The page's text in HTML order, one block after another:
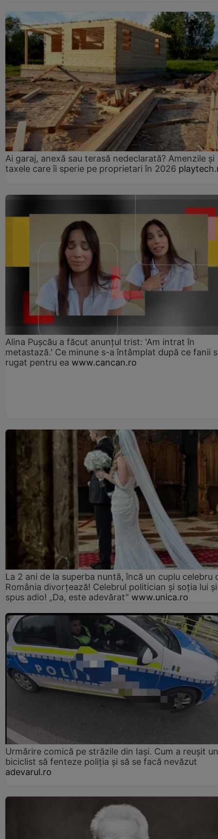
Ai garaj, anexă sau terasă nedeclarată? Amenzile și
taxele care îi sperie pe proprietari în 2026
Alina Pușcău a făcut anunțul trist: 'Am intrat în
metastază.' Ce minune s-a întâmplat după ce fanii
rugat pentru ea www.cancan.ro
La 2 ani de la superba nuntă, încă un cuplu celebru
România divorțează! Celebrul politician și soția lui
spus adio! „Da, este adevărat” www.unica.ro
Urmărire comică pe străzile din Iași. Cum a reușit un
biciclist să fenteze poliția și să se facă nevăzut
adevarul.ro